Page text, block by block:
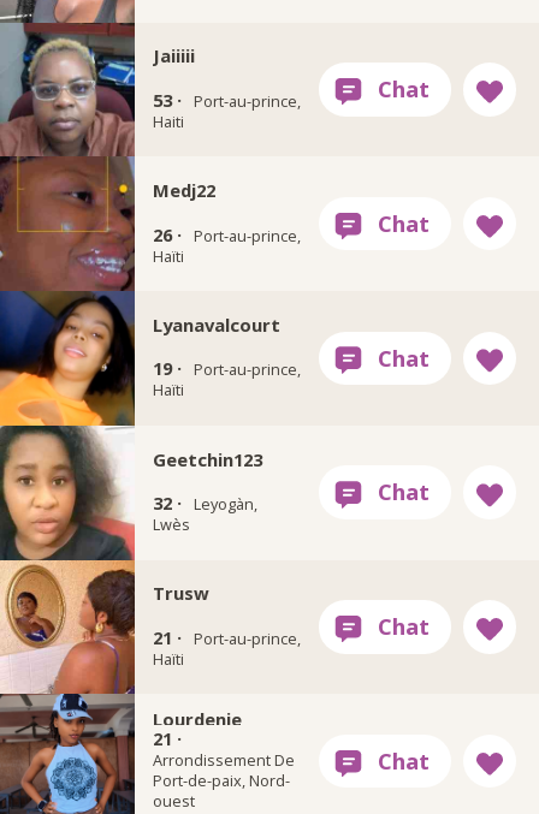
Jaiiiii
53 ·
Port-au-prince,
Haiti
Medj22
26 ·
Port-au-prince,
Haïti
Lyanavalcourt
19 ·
Port-au-prince,
Haïti
Geetchin123
32 ·
Leyogàn,
Lwès
Trusw
21 ·
Port-au-prince,
Haïti
Lourdenie
21 ·
Arrondissement De
Port-de-paix, Nord-
ouest